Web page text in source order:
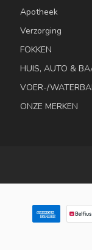
Apotheek
Verzorging
FOKKEN
HUIS, AUTO &
VOER-/
ONZE MERKEN